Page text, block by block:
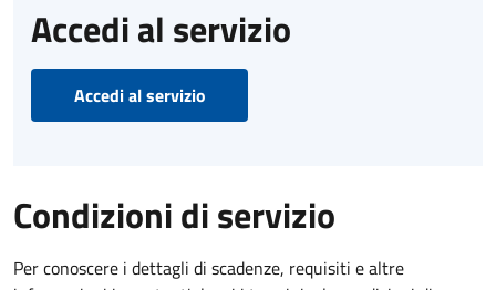
Accedi al servizio
Accedi al servizio
Condizioni di servizio
Per conoscere i dettagli di scadenze, requisiti e altre